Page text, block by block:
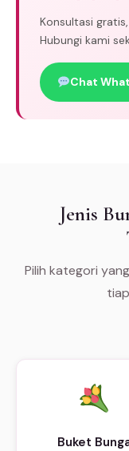
Konsultasi
Hubungi kami
Chat
Jenis
Pilih kategori
Buket